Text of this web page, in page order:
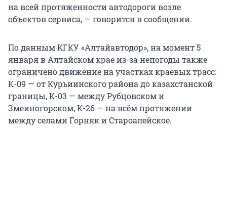
на всей протяженности автодороги возле
объектов сервиса, — говорится в сообщении.
По данным КГКУ «Алтайавтодор», на момент 5
января в Алтайском крае из-за непогоды также
ограничено движение на участках краевых трасс:
К-09 — от Курьиинского района до казахстанской
границы, К-03 — между Рубцовском и
Змеиногорском, К-26 — на всём протяжении
между селами Горняк и Староалейское.